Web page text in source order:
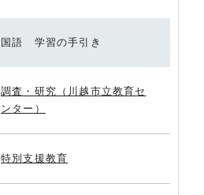
国語 学習の手引き
調査・研究（川越市立教育セ
ンター）
特別支援教育